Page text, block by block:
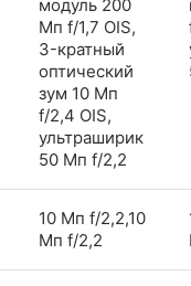
модуль 200
Мп f/1,7 OIS,
3-кратный
оптический
зум 10 Мп
f/2,4 OIS,
ультраширик
50 Мп f/2,2
10 Мп f/2,2,10
Мп f/2,2